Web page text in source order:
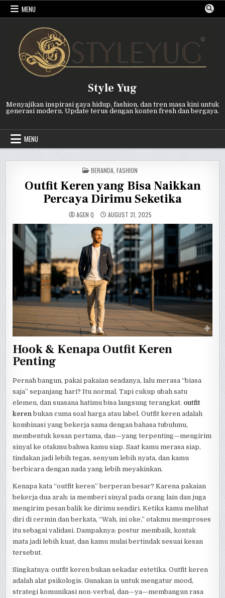
Skip
MENU
Style Yug
Menyajikan inspirasi gaya hidup, fashion, dan tren masa kini untuk
generasi modern. Update terus dengan konten fresh dan bergaya.
MENU
POSTED
IN
BERANDA FASHION
Outfit Keren yang Bisa Naikkan
Percaya Dirimu Seketika
AGEN Q AUGUST 31, 2025
Hook & Kenapa Outfit Keren
Penting
Pernah bangun, pakai pakaian seadanya, lalu merasa “biasa
saja” sepanjang hari? Itu normal. Tapi cukup ubah satu
elemen, dan suasana hatimu bisa langsung terangkat. outfit
keren bukan cuma soal harga atau label. Outfit keren adalah
kombinasi yang bekerja sama dengan bahasa tubuhmu,
membentuk kesan pertama, dan—yang terpenting—mengirim
sinyal ke otakmu bahwa kamu siap. Saat kamu merasa siap,
tindakan jadi lebih tegas, senyum lebih nyata, dan kamu
berbicara dengan nada yang lebih meyakinkan.
Kenapa kata “outfit keren” berperan besar? Karena pakaian
bekerja dua arah: ia memberi sinyal pada orang lain dan juga
mengirim pesan balik ke dirimu sendiri. Ketika kamu melihat
diri di cermin dan berkata, “Wah, ini oke,” otakmu memproses
itu sebagai validasi. Dampaknya: postur membaik, kontak
mata jadi lebih kuat, dan kamu mulai bertindak sesuai kesan
tersebut.
Singkatnya: outfit keren bukan sekadar estetika. Outfit keren
adalah alat psikologis. Gunakan ia untuk mengatur mood,
strategi komunikasi non-verbal, dan—ya—membangun rasa